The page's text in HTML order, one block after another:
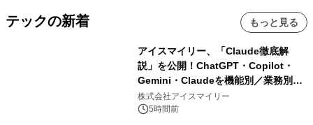
テックの新着 もっと見る
アイスマイリー、「Claude徹底解
説」を公開！ChatGPT・Copilot・
Gemini・Claudeを機能別／業務別に
比較―自社に合う生成AIの選び方がわ
かる実践ガイド
株式会社アイスマイリー
5時間前